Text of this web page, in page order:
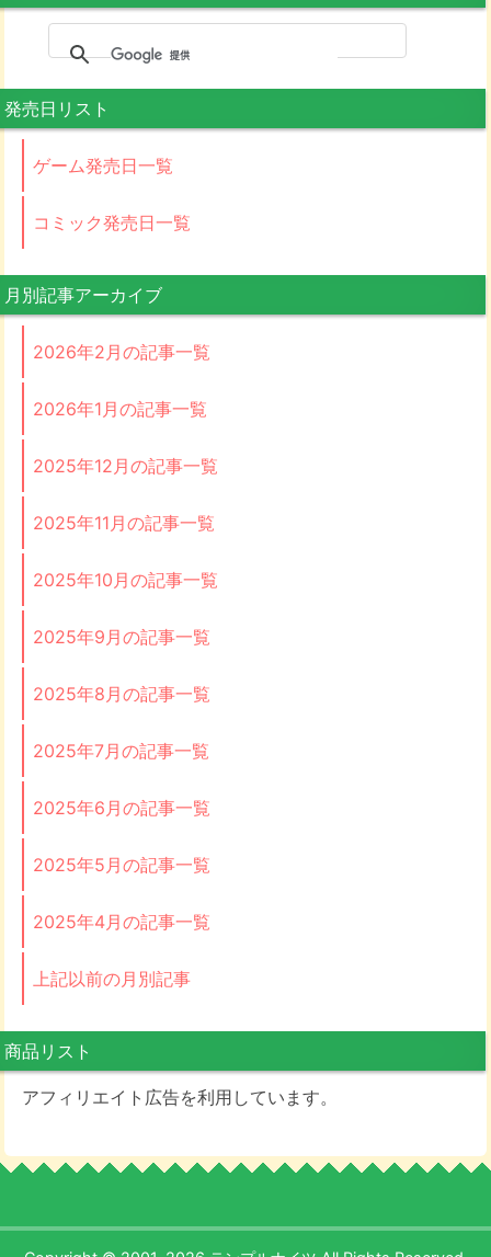
発売日リスト
ゲーム発売日一覧
コミック発売日一覧
月別記事アーカイブ
2026年2月の記事一覧
2026年1月の記事一覧
2025年12月の記事一覧
2025年11月の記事一覧
2025年10月の記事一覧
2025年9月の記事一覧
2025年8月の記事一覧
2025年7月の記事一覧
2025年6月の記事一覧
2025年5月の記事一覧
2025年4月の記事一覧
上記以前の月別記事
商品リスト
アフィリエイト広告を利用しています。